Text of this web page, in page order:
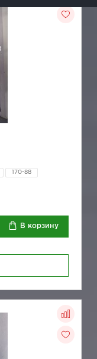
170-88
В корзину